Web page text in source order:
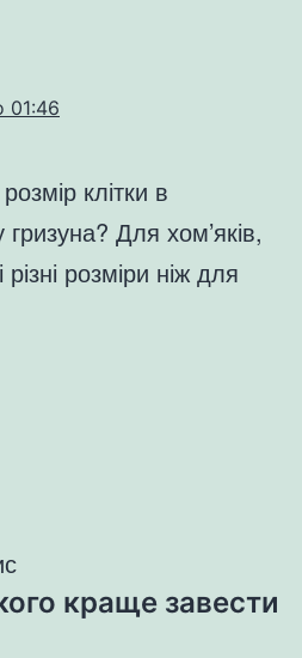
01:46
клітки в
Для хом’яків,
розміри ніж для
краще завести